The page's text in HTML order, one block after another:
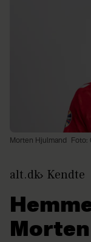
Morten Hjulmand Foto:
alt.dk Kendte